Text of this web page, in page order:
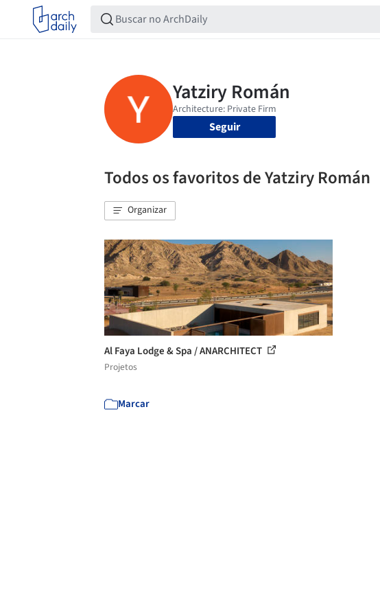
Seguir
Todos os favoritos de Yatziry Román
Organizar
Al Faya Lodge & Spa / ANARCHITECT
Projetos
Marcar